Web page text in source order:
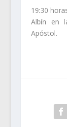
19:30
Albín en
Apóstol.